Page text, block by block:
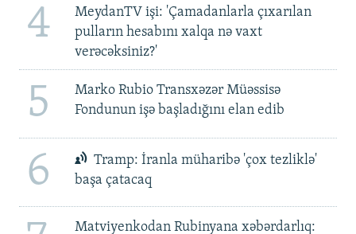
4
MeydanTV işi: 'Çamadanlarla çıxarılan
pulların hesabını xalqa nə vaxt
verəcəksiniz?'
5
Marko Rubio Transxəzər Müəssisə
Fondunun işə başladığını elan edib
6
Tramp: İranla müharibə 'çox tezliklə'
başa çatacaq
Matviyenkodan Rubinyana xəbərdarlıq: